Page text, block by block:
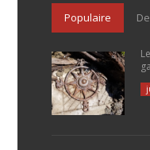
Populaire